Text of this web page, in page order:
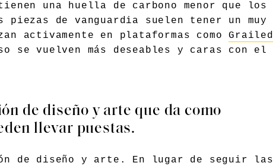
una huella de carbono menor que los
de vanguardia suelen tener un muy
activamente en plataformas comoGrailed
se vuelven más deseables y caras con el
de diseño y arte que da como
llevar puestas.
de diseño y arte. En lugar de seguir las